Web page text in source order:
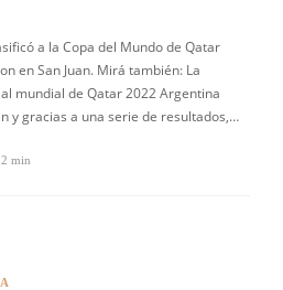
a la Copa del Mundo de Qatar
en San Juan. Mirá también: La
mundial de Qatar 2022 Argentina
y gracias a una serie de resultados,…
2 min